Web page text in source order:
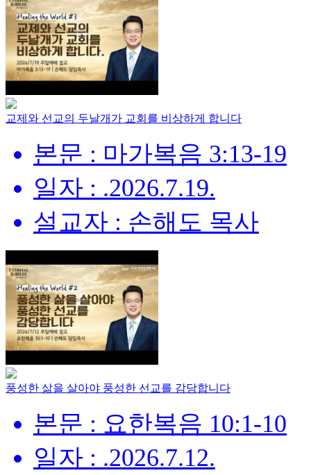
교제와 선교의 두날개가 교회를 비상하게 합니다
본문 : 마가복음 3:13-19
일자 : .2026.7.19.
설교자 : 손해도 목사
풍성한 삶을 살아야 풍성한 선교를 감당합니다
본문 : 요한복음 10:1-10
일자 : .2026.7.12.